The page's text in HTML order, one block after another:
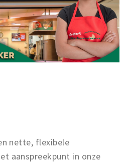
nette, flexibele
aanspreekpunt in onze